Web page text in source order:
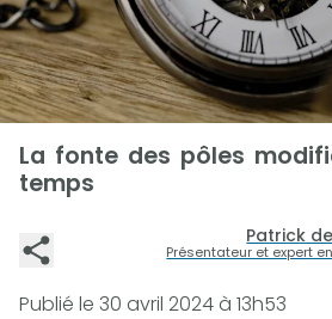
La fonte des pôles
temps
Patrick
Présentateur et expert
Publié le 30 avril 2024 à 13h53